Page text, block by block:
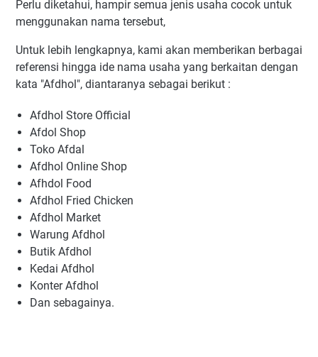
Perlu diketahui, hampir semua jenis usaha cocok untuk
menggunakan nama tersebut,
Untuk lebih lengkapnya, kami akan memberikan berbagai
referensi hingga ide nama usaha yang berkaitan dengan
kata "Afdhol", diantaranya sebagai berikut :
Afdhol Store Official
Afdol Shop
Toko Afdal
Afdhol Online Shop
Afhdol Food
Afdhol Fried Chicken
Afdhol Market
Warung Afdhol
Butik Afdhol
Kedai Afdhol
Konter Afdhol
Dan sebagainya.